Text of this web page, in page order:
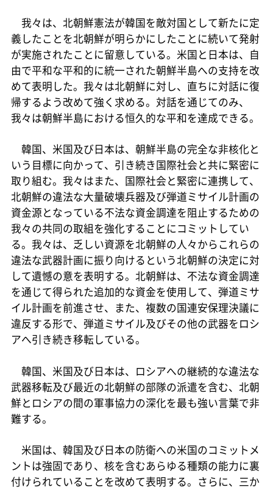
我々は、北朝鮮憲法が韓国を敵対国として新たに定
義したことを北朝鮮が明らかにしたことに続いて発射
が実施されたことに留意している。米国と日本は、自
由で平和な平和的に統一された朝鮮半島への支持を改
めて表明した。我々は北朝鮮に対し、直ちに対話に復
帰するよう改めて強く求める。対話を通じてのみ、
我々は朝鮮半島における恒久的な平和を達成できる。
韓国、米国及び日本は、朝鮮半島の完全な非核化と
いう目標に向かって、引き続き国際社会と共に緊密に
取り組む。我々はまた、国際社会と緊密に連携して、
北朝鮮の違法な大量破壊兵器及び弾道ミサイル計画の
資金源となっている不法な資金調達を阻止するための
我々の共同の取組を強化することにコミットしてい
る。我々は、乏しい資源を北朝鮮の人々からこれらの
違法な武器計画に振り向けるという北朝鮮の決定に対
して遺憾の意を表明する。北朝鮮は、不法な資金調達
を通じて得られた追加的な資金を使用して、弾道ミサ
イル計画を前進させ、また、複数の国連安保理決議に
違反する形で、弾道ミサイル及びその他の武器をロシ
アへ引き続き移転している。
韓国、米国及び日本は、ロシアへの継続的な違法な
武器移転及び最近の北朝鮮の部隊の派遣を含む、北朝
鮮とロシアの間の軍事協力の深化を最も強い言葉で非
難する。
米国は、韓国及び日本の防衛への米国のコミットメ
ントは強固であり、核を含むあらゆる種類の能力に裏
付けられていることを改めて表明する。さらに、三か